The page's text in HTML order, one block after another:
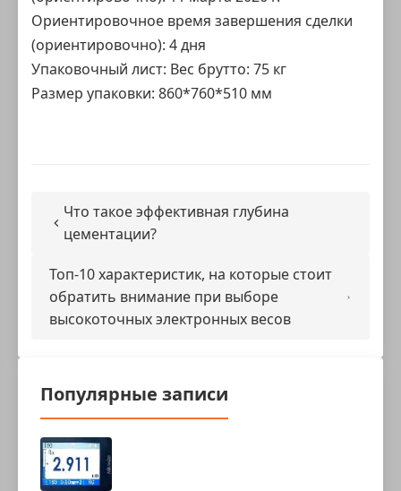
Ориентировочное время завершения сделки
(ориентировочно): 4 дня
Упаковочный лист: Вес брутто: 75 кг
Размер упаковки: 860*760*510 мм
Что такое эффективная глубина
цементации?
Топ-10 характеристик, на которые стоит
обратить внимание при выборе
высокоточных электронных весов
Популярные записи